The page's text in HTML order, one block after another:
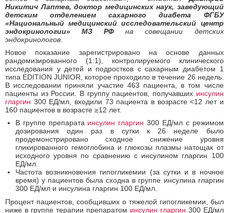
Никитич Лаптев, доктор медицинских наук, заведующий
детским отделением сахарного диабета ФГБУ
«Национальный медицинский исследовательский центр
эндокринологии» МЗ РФна совещании детских
эндокринологов.
Новое показание зарегистрировано на основе данных
рандомизированного (1:1), контролируемого клинического
исследования у детей и подростков с сахарным диабетом 1
типа EDITION JUNIOR, которое проходило в течение 26 недель.
В исследовании приняли участие 463 пациента, в том числе
пациенты из России. В группу пациентов, получавших инсулин
гларгин 300 ЕД/мл, входили 73 пациента в возрасте <12 лет и
160 пациентов в возрасте ≥12 лет.
В группе препарата инсулин гларгин 300 ЕД/мл с режимом
дозирования один раз в сутки к 26 неделе было
продемонстрировано сходное снижение уровня
гликированного гемоглобина и глюкозы плазмы натощак от
исходного уровня по сравнению с инсулином гларгин 100
ЕД/мл.
Частота возникновения гипогликемии (за сутки и в ночное
время) у пациентов была сходна в группе инсулина гларгин
300 ЕД/мл и инсулина гларгин 100 ЕД/мл.
Процент пациентов, сообщивших о тяжелой гипогликемии, был
ниже в группе терапии препаратом инсулин гларгин 300 ЕД/мл